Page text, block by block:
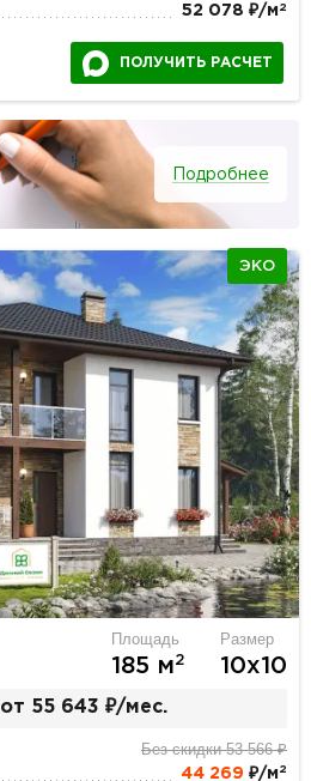
52 078 ₽/м 2
ПОЛУЧИТЬ РАСЧЕТ
Подробнее
ЭКО
Площадь
185 м2
Размер
10х10
от 55 643 ₽/мес.
Без скидки 53 566 ₽
44 269 ₽/м 2